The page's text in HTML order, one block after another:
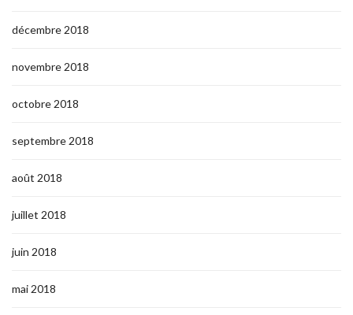
décembre 2018
novembre 2018
octobre 2018
septembre 2018
août 2018
juillet 2018
juin 2018
mai 2018